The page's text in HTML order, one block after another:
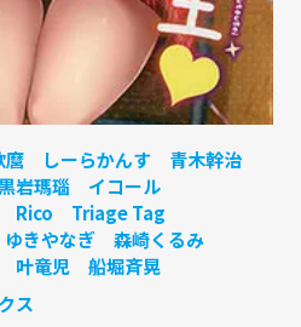
麿 しーらかんす
青木幹治
岩瑪瑙
イコール
Rico
Triage Tag
ゆきやなぎ
森崎くるみ
叶竜児 船堀斉晃
ス